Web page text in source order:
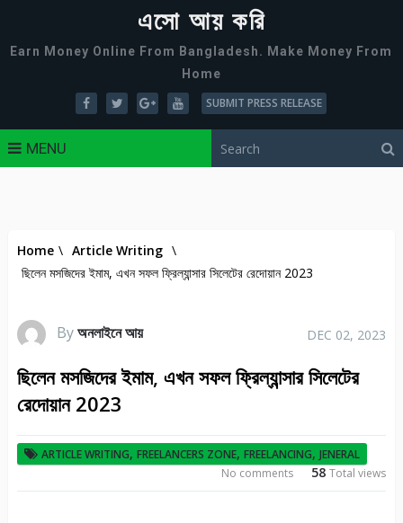
এসো আয় করি
Earn Money Online From Bangladesh. Make Money From
Home
SUBMIT PRESS RELEASE
MENU
Home \ Article Writing \
ছিলেন মসজিদের ইমাম, এখন সফল ফ্রিল্যান্সার সিলেটের রেদোয়ান 2023
Byঅনলাইনে আয় DEC 02, 2023
ছিলেন মসজিদের ইমাম, এখন সফল ফ্রিল্যান্সার সিলেটের
রেদোয়ান 2023
ARTICLE WRITING, FREELANCERS ZONE, FREELANCING, JENERAL
58Total views
No comments